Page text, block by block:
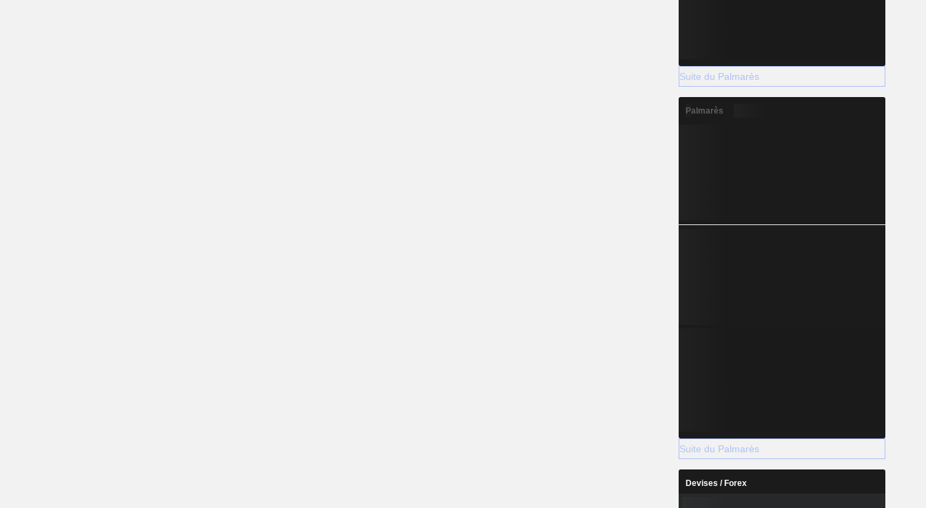
Suite du Palmarès
Palmarès
Suite du Palmarès
Devises / Forex